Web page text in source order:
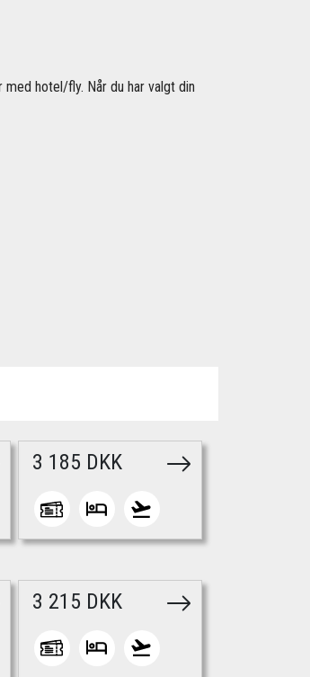
hotel/fly. Når du har valgt din